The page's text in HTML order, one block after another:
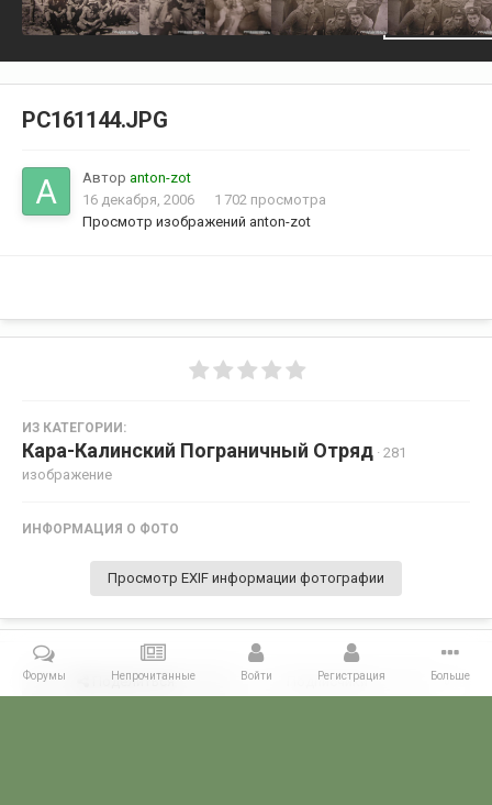
PC161144.JPG
Автор anton-zot
16 декабря, 2006
1 702 просмотра
Просмотр изображений anton-zot
ИЗ КАТЕГОРИИ:
Кара-Калинский Пограничный Отряд · 281
изображение
ИНФОРМАЦИЯ О ФОТО
Просмотр EXIF информации фотографии
Поделиться Подписчики 0
Форумы Непрочитанные Войти Регистрация Больше